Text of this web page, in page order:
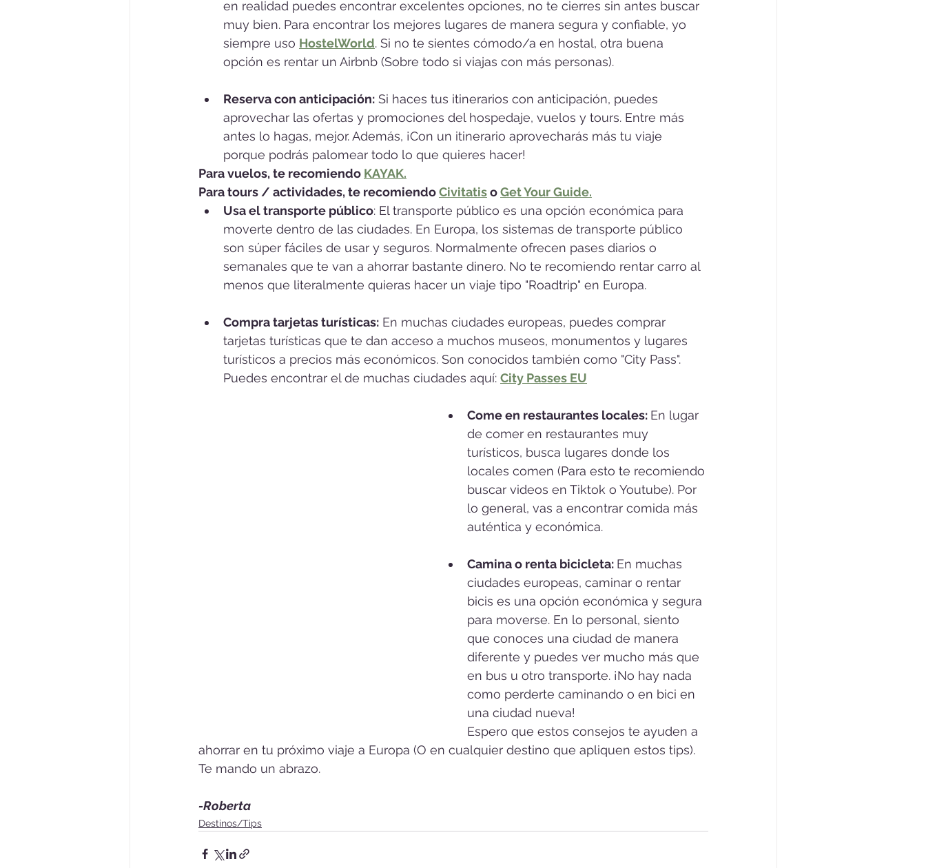
en realidad puedes encontrar excelentes opciones, no te cierres sin antes buscar
muy bien. Para encontrar los mejores lugares de manera segura y confiable, yo
siempre uso HostelWorld. Si no te sientes cómodo/a en hostal, otra buena
opción es rentar un Airbnb (Sobre todo si viajas con más personas).
Reserva con anticipación: Si haces tus itinerarios con anticipación, puedes
aprovechar las ofertas y promociones del hospedaje, vuelos y tours. Entre más
antes lo hagas, mejor. Además, ¡Con un itinerario aprovecharás más tu viaje
porque podrás palomear todo lo que quieres hacer!
Para vuelos, te recomiendo KAYAK.
Para tours / actividades, te recomiendo Civitatis o Get Your Guide.
Usa el transporte público: El transporte público es una opción económica para
moverte dentro de las ciudades. En Europa, los sistemas de transporte público
son súper fáciles de usar y seguros. Normalmente ofrecen pases diarios o
semanales que te van a ahorrar bastante dinero. No te recomiendo rentar carro al
menos que literalmente quieras hacer un viaje tipo "Roadtrip" en Europa.
Compra tarjetas turísticas: En muchas ciudades europeas, puedes comprar
tarjetas turísticas que te dan acceso a muchos museos, monumentos y lugares
turísticos a precios más económicos. Son conocidos también como "City Pass".
Puedes encontrar el de muchas ciudades aquí: City Passes EU
Come en restaurantes locales: En lugar
de comer en restaurantes muy
turísticos, busca lugares donde los
locales comen (Para esto te recomiendo
buscar videos en Tiktok o Youtube). Por
lo general, vas a encontrar comida más
auténtica y económica.
Camina o renta bicicleta: En muchas
ciudades europeas, caminar o rentar
bicis es una opción económica y segura
para moverse. En lo personal, siento
que conoces una ciudad de manera
diferente y puedes ver mucho más que
en bus u otro transporte. ¡No hay nada
como perderte caminando o en bici en
una ciudad nueva!
Espero que estos consejos te ayuden a
ahorrar en tu próximo viaje a Europa (O en cualquier destino que apliquen estos tips).
Te mando un abrazo.
-Roberta
Destinos/Tips